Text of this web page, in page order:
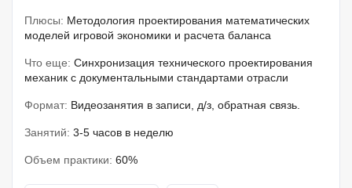
Плюсы: Методология проектирования математических
моделей игровой экономики и расчета баланса
Что еще: Синхронизация технического проектирования
механик с документальными стандартами отрасли
Формат: Видеозанятия в записи, д/з, обратная связь.
Занятий: 3-5 часов в неделю
Объем практики: 60%